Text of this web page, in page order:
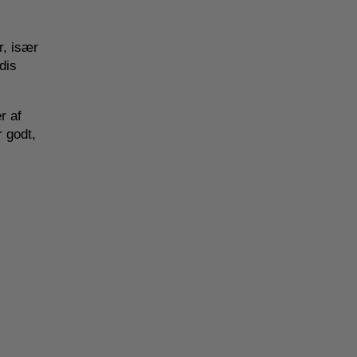
især
af
godt,